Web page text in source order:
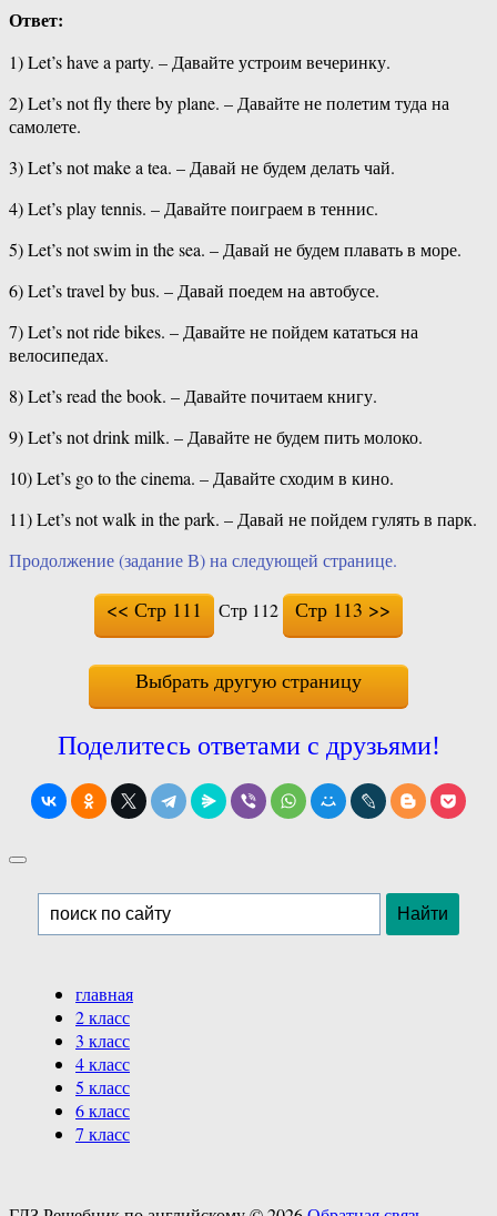
Ответ:
1) Let’s have a party. – Давайте устроим вечеринку.
2) Let’s not fly there by plane. – Давайте не полетим туда на
самолете.
3) Let’s not make a tea. – Давай не будем делать чай.
4) Let’s play tennis. – Давайте поиграем в теннис.
5) Let’s not swim in the sea. – Давай не будем плавать в море.
6) Let’s travel by bus. – Давай поедем на автобусе.
7) Let’s not ride bikes. – Давайте не пойдем кататься на
велосипедах.
8) Let’s read the book. – Давайте почитаем книгу.
9) Let’s not drink milk. – Давайте не будем пить молоко.
10) Let’s go to the cinema. – Давайте сходим в кино.
11) Let’s not walk in the park. – Давай не пойдем гулять в парк.
Продолжение (задание В) на следующей странице.
<< Стр 111 Стр 112 Стр 113 >>
Выбрать другую страницу
Поделитесь ответами с друзьями!
главная
2 класс
3 класс
4 класс
5 класс
6 класс
7 класс